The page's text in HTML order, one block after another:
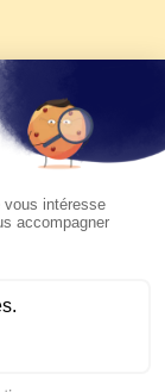
de KTO
Léon
KTO le
et
2026